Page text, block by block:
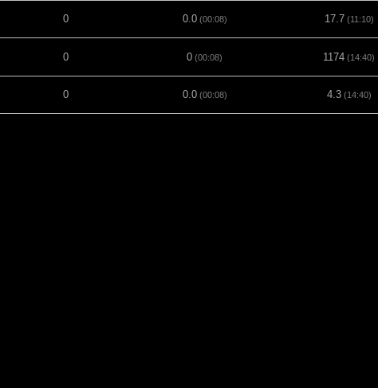
0 0.0(00:08) 17.7(11:10)
0 0 (00:08) 1174 (14:40)
0 0.0(00:08) 4.3(14:40)